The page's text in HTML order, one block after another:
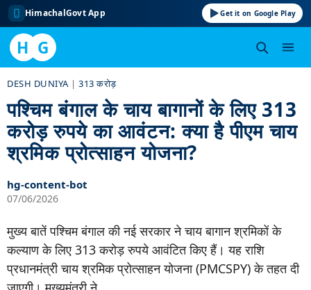
HimachalGovt App Get it on Google Play
H G
content
DESH DUNIYA |313 करोड़
पश्चिम बंगाल के चाय बागानों के लिए 313
करोड़ रुपये का आवंटन: क्या है पीएम चाय
श्रमिक प्रोत्साहन योजना?
hg-content-bot
07/06/2026
मुख्य बातें पश्चिम बंगाल की नई सरकार ने चाय बागान श्रमिकों के
कल्याण के लिए 313 करोड़ रुपये आवंटित किए हैं। यह राशि
प्रधानमंत्री चाय श्रमिक प्रोत्साहन योजना (PMCSPY) के तहत दी